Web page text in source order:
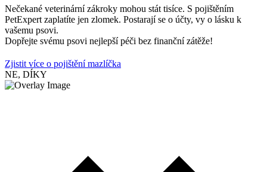
Nečekané veterinární zákroky mohou stát tisíce. S pojištěním
PetExpert zaplatíte jen zlomek. Postarají se o účty, vy o lásku k
vašemu psovi.
Dopřejte svému psovi nejlepší péči bez finanční zátěže!
Zjistit více o pojištění mazlíčka
NE, DÍKY